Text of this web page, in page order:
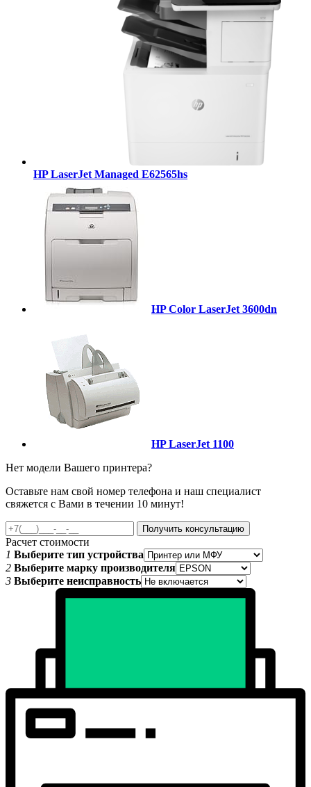
HP LaserJet Managed E62565hs
HP Color LaserJet 3600dn
HP LaserJet 1100
Нет модели Вашего принтера?
Оставьте нам свой номер телефона и наш специалист
свяжется с Вами в течении 10 минут!
Получить консультацию
Расчет стоимости
1 Выберите тип устройства
2 Выберите марку производителя
3 Выберите неисправность